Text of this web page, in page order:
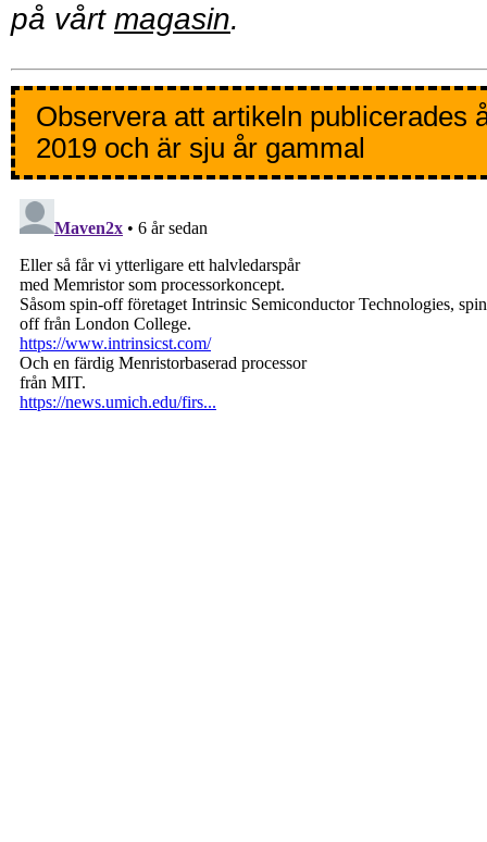
på vårt magasin.
Observera att artikeln publicerades
2019 och är sju år gammal